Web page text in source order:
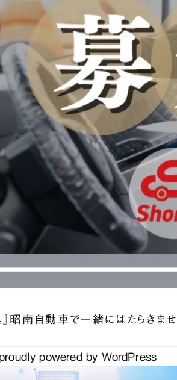
』昭南自動車で一緒にはたらきませ
powered by WordPress